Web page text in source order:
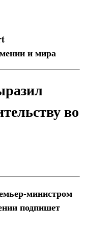
и мира
во
министром
подпишет